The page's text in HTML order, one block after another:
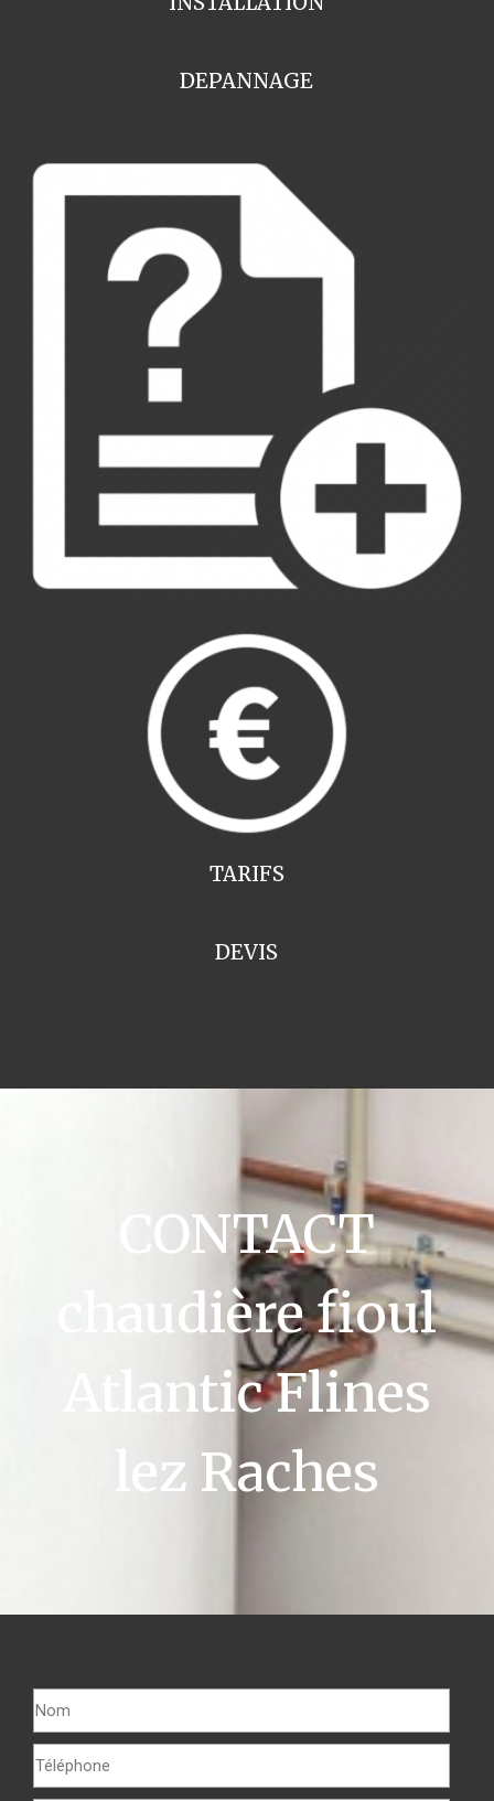
DEPANNAGE
TARIFS
DEVIS
CONTACT
chaudière fioul
Atlantic Flines
lez Raches